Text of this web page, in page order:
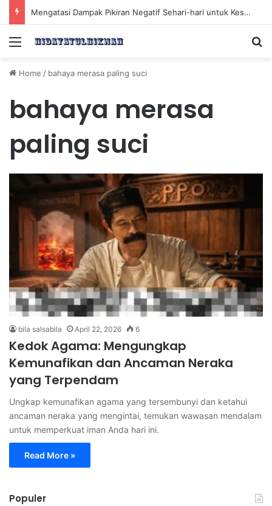
Mengatasi Dampak Pikiran Negatif Sehari-hari untuk Kesehatan Mental yang Lebih Baik
Menu
Home / bahaya merasa paling suci
bahaya merasa
paling suci
bila salsabila April 22, 2026 6
Kedok Agama: Mengungkap
Kemunafikan dan Ancaman Neraka
yang Terpendam
Ungkap kemunafikan agama yang tersembunyi dan ketahui
ancaman neraka yang mengintai, temukan wawasan mendalam
untuk memperkuat iman Anda hari ini.
Read More »
Populer